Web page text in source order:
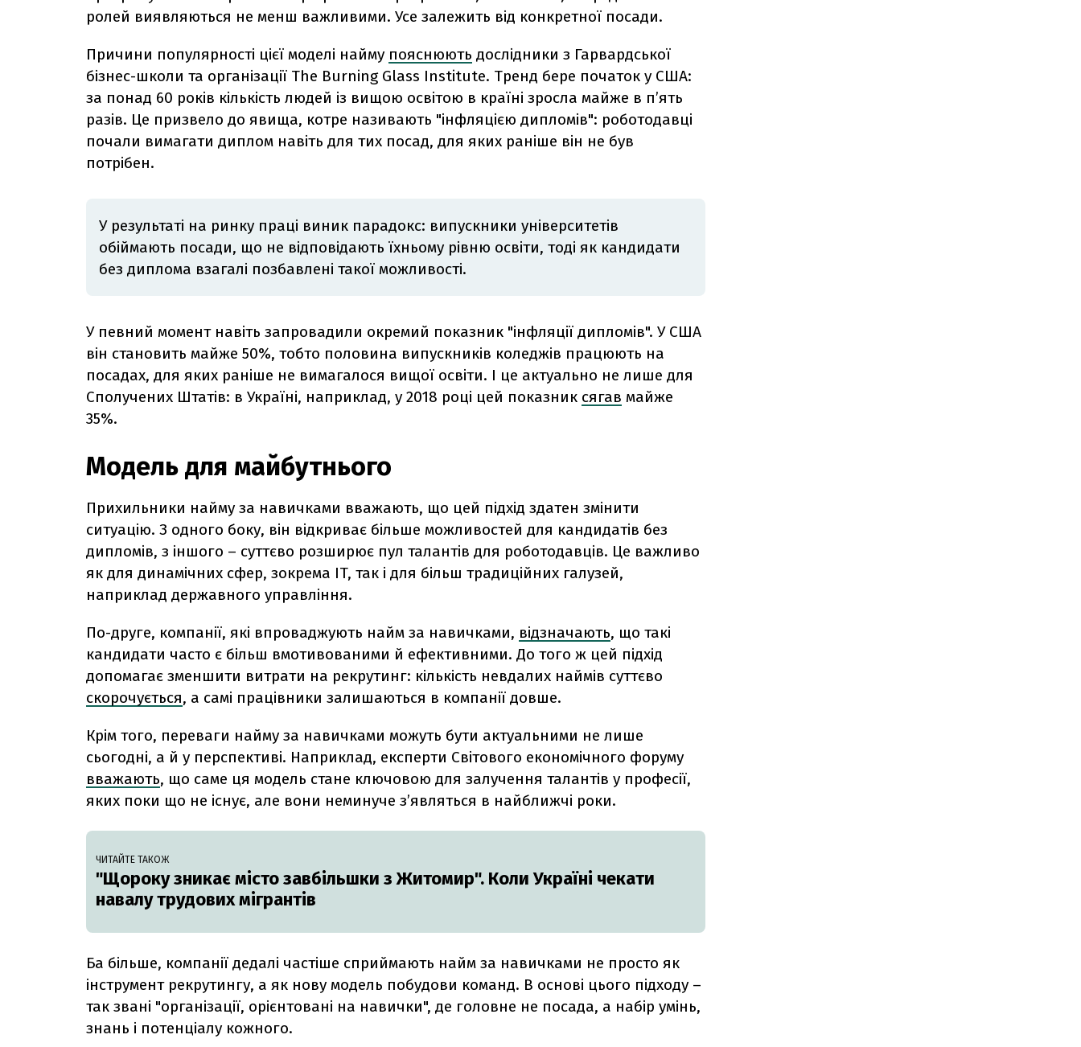
ролей виявляються не менш важливими. Усе залежить від конкретної посади.
Причини популярності цієї моделі найму пояснюють дослідники з Гарвардської
бізнес-школи та організації The Burning Glass Institute. Тренд бере початок у США:
за понад 60 років кількість людей із вищою освітою в країні зросла майже в п’ять
разів. Це призвело до явища, котре називають "інфляцією дипломів": роботодавці
почали вимагати диплом навіть для тих посад, для яких раніше він не був
потрібен.
У результаті на ринку праці виник парадокс: випускники університетів
обіймають посади, що не відповідають їхньому рівню освіти, тоді як кандидати
без диплома взагалі позбавлені такої можливості.
У певний момент навіть запровадили окремий показник "інфляції дипломів". У США
він становить майже 50%, тобто половина випускників коледжів працюють на
посадах, для яких раніше не вимагалося вищої освіти. І це актуально не лише для
Сполучених Штатів: в Україні, наприклад, у 2018 році цей показник сягав майже
35%.
Модель для майбутнього
Прихильники найму за навичками вважають, що цей підхід здатен змінити
ситуацію. З одного боку, він відкриває більше можливостей для кандидатів без
дипломів, з іншого – суттєво розширює пул талантів для роботодавців. Це важливо
як для динамічних сфер, зокрема IT, так і для більш традиційних галузей,
наприклад державного управління.
По-друге, компанії, які впроваджують найм за навичками, відзначають, що такі
кандидати часто є більш вмотивованими й ефективними. До того ж цей підхід
допомагає зменшити витрати на рекрутинг: кількість невдалих наймів суттєво
скорочується, а самі працівники залишаються в компанії довше.
Крім того, переваги найму за навичками можуть бути актуальними не лише
сьогодні, а й у перспективі. Наприклад, експерти Світового економічного форуму
вважають, що саме ця модель стане ключовою для залучення талантів у професії,
яких поки що не існує, але вони неминуче з’являться в найближчі роки.
ЧИТАЙТЕ ТАКОЖ
"Щороку зникає місто завбільшки з Житомир". Коли Україні чекати
навалу трудових мігрантів
Ба більше, компанії дедалі частіше сприймають найм за навичками не просто як
інструмент рекрутингу, а як нову модель побудови команд. В основі цього підходу –
так звані "організації, орієнтовані на навички", де головне не посада, а набір умінь,
знань і потенціалу кожного.